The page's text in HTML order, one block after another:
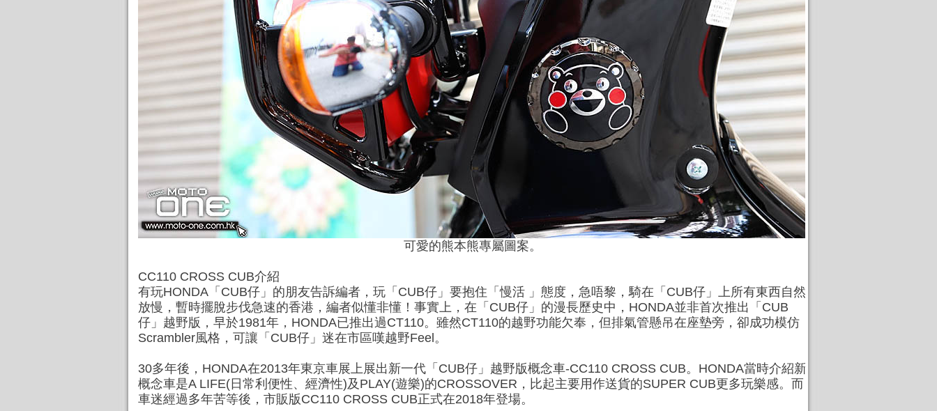
可愛的熊本熊專屬圖案。
CC110 CROSS CUB介紹
有玩HONDA「CUB仔」的朋友告訴編者，玩「CUB仔」要抱住「慢活 」態度，急唔黎，騎在「CUB仔」上所有東西自然
放慢，暫時擺脫步伐急速的香港，編者似懂非懂！事實上，在「CUB仔」的漫長歷史中，HONDA並非首次推出「CUB
仔」越野版，早於1981年，HONDA已推出過CT110。雖然CT110的越野功能欠奉，但排氣管懸吊在座墊旁，卻成功模仿
Scrambler風格，可讓「CUB仔」迷在市區嘆越野Feel。
30多年後，HONDA在2013年東京車展上展出新一代「CUB仔」越野版概念車-CC110 CROSS CUB。HONDA當時介紹新
概念車是A LIFE(日常利便性、經濟性)及PLAY(遊樂)的CROSSOVER，比起主要用作送貨的SUPER CUB更多玩樂感。而
車迷經過多年苦等後，市販版CC110 CROSS CUB正式在2018年登場。